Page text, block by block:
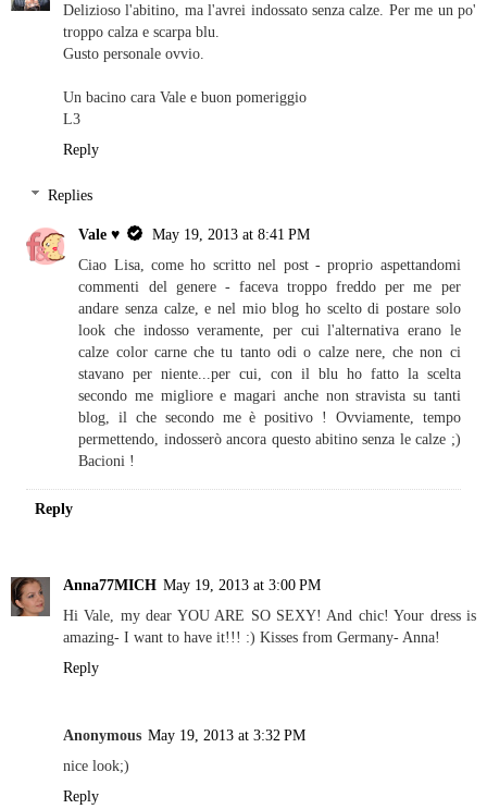
Delizioso l'abitino, ma l'avrei indossato senza calze. Per me un po'
troppo calza e scarpa blu.
Gusto personale ovvio.
Un bacino cara Vale e buon pomeriggio
L3
Reply
Replies
Vale ♥
May 19, 2013 at 8:41 PM
Ciao Lisa, come ho scritto nel post - proprio aspettandomi
commenti del genere - faceva troppo freddo per me per
andare senza calze, e nel mio blog ho scelto di postare solo
look che indosso veramente, per cui l'alternativa erano le
calze color carne che tu tanto odi o calze nere, che non ci
stavano per niente...per cui, con il blu ho fatto la scelta
secondo me migliore e magari anche non stravista su tanti
blog, il che secondo me è positivo ! Ovviamente, tempo
permettendo, indosserò ancora questo abitino senza le calze ;)
Bacioni !
Reply
Anna77MICH May 19, 2013 at 3:00 PM
Hi Vale, my dear YOU ARE SO SEXY! And chic! Your dress is
amazing- I want to have it!!! :) Kisses from Germany- Anna!
Reply
Anonymous May 19, 2013 at 3:32 PM
nice look;)
Reply